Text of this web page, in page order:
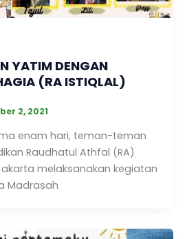
YATIM DENGAN
(RA ISTIQLAL)
2, 2021
enam hari, teman-teman
Raudhatul Athfal (RA)
melaksanakan kegiatan
Madrasah